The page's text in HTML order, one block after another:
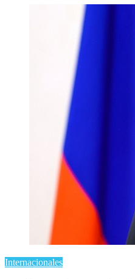
Internacionales